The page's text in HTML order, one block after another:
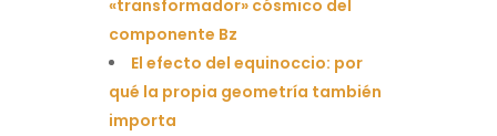
«transformador» cósmico del
componente Bz
El efecto del equinoccio: por
qué la propia geometría también
importa